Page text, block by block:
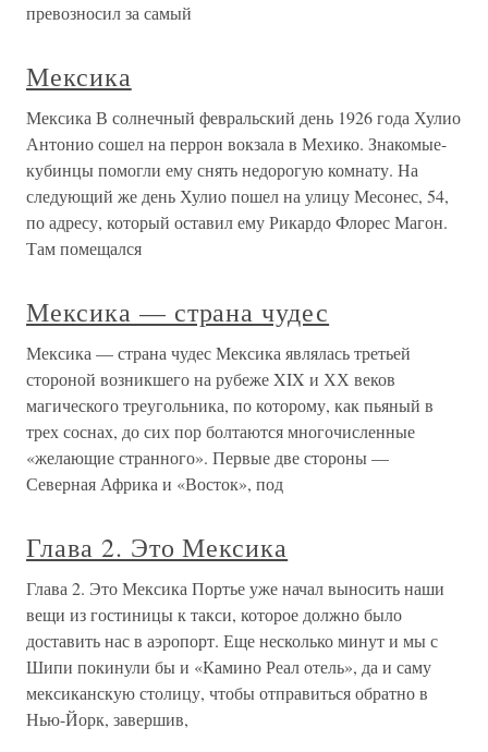
превозносил за самый
Мексика
Мексика В солнечный февральский день 1926 года Хулио
Антонио сошел на перрон вокзала в Мехико. Знакомые-
кубинцы помогли ему снять недорогую комнату. На
следующий же день Хулио пошел на улицу Месонес, 54,
по адресу, который оставил ему Рикардо Флорес Магон.
Там помещался
Мексика — страна чудес
Мексика — страна чудес Мексика являлась третьей
стороной возникшего на рубеже XIX и ХХ веков
магического треугольника, по которому, как пьяный в
трех соснах, до сих пор болтаются многочисленные
«желающие странного». Первые две стороны —
Северная Африка и «Восток», под
Глава 2. Это Мексика
Глава 2. Это Мексика Портье уже начал выносить наши
вещи из гостиницы к такси, которое должно было
доставить нас в аэропорт. Еще несколько минут и мы с
Шипи покинули бы и «Камино Реал отель», да и саму
мексиканскую столицу, чтобы отправиться обратно в
Нью-Йорк, завершив,